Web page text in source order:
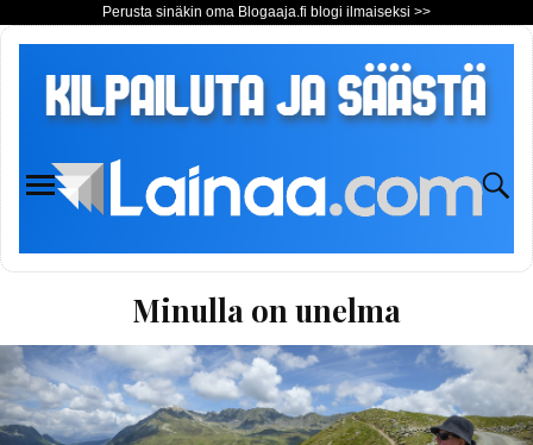
Perusta sinäkin oma Blogaaja.fi blogi ilmaiseksi >>
Minulla on unelma